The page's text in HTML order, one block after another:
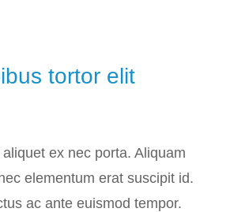
tortor elit
ex nec porta. Aliquam
elementum erat suscipit id.
ac ante euismod tempor.